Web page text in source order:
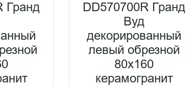
Гранд
DD570700R Гранд
Вуд
декорированный
левый обрезной
80x160
керамогранит